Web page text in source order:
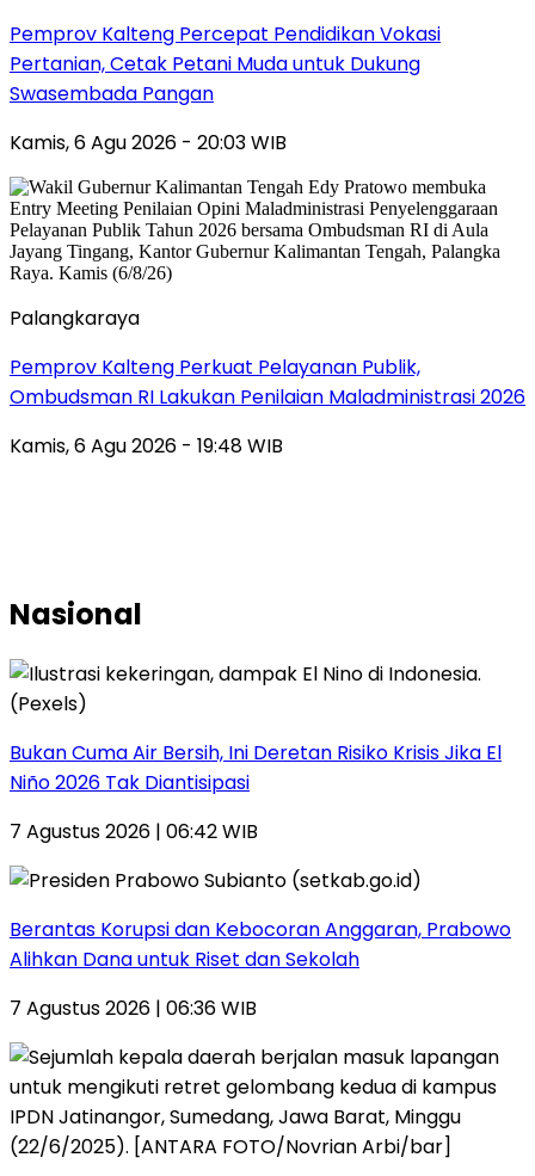
Pemprov Kalteng Percepat Pendidikan Vokasi
Pertanian, Cetak Petani Muda untuk Dukung
Swasembada Pangan
Kamis, 6 Agu 2026 - 20:03 WIB
Palangkaraya
Pemprov Kalteng Perkuat Pelayanan Publik,
Ombudsman RI Lakukan Penilaian Maladministrasi 2026
Kamis, 6 Agu 2026 - 19:48 WIB
Nasional
Bukan Cuma Air Bersih, Ini Deretan Risiko Krisis Jika El
Niño 2026 Tak Diantisipasi
7 Agustus 2026 | 06:42 WIB
Berantas Korupsi dan Kebocoran Anggaran, Prabowo
Alihkan Dana untuk Riset dan Sekolah
7 Agustus 2026 | 06:36 WIB